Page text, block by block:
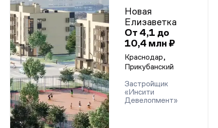
Новая
Елизаветка
От 4,1 до
10,4 млн ₽
Краснодар,
Прикубанский
Застройщик
«Инсити
Девелопмент»